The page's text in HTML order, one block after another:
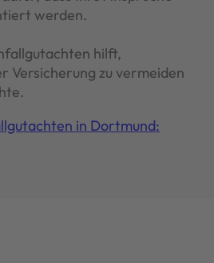
werden.
hilft,
Versicherung zu vermeiden
in Dortmund: